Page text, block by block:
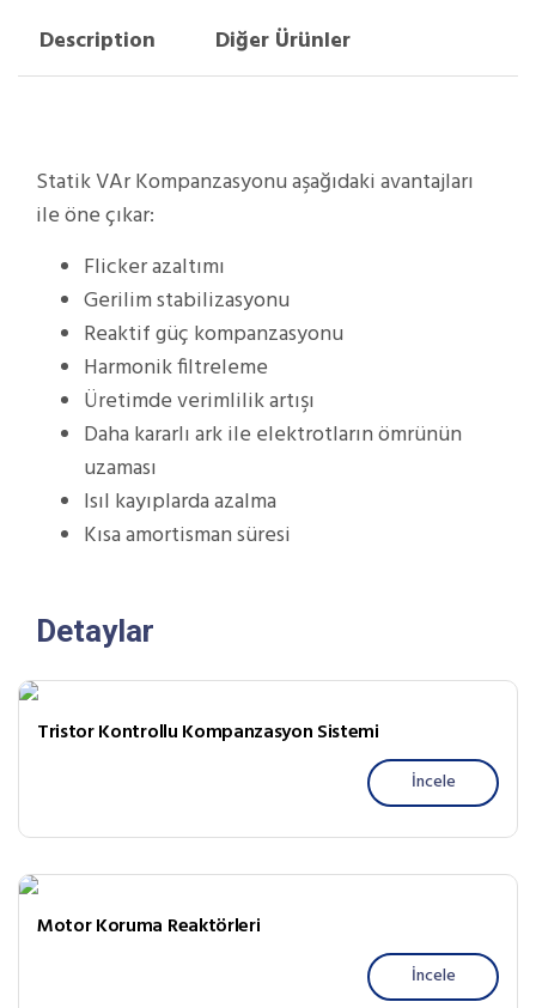
Description Diğer Ürünler
Statik VAr Kompanzasyonu aşağıdaki avantajları
ile öne çıkar:
Flicker azaltımı
Gerilim stabilizasyonu
Reaktif güç kompanzasyonu
Harmonik filtreleme
Üretimde verimlilik artışı
Daha kararlı ark ile elektrotların ömrünün
uzaması
Isıl kayıplarda azalma
Kısa amortisman süresi
Detaylar
Tristor Kontrollu Kompanzasyon Sistemi
İncele
Motor Koruma Reaktörleri
İncele